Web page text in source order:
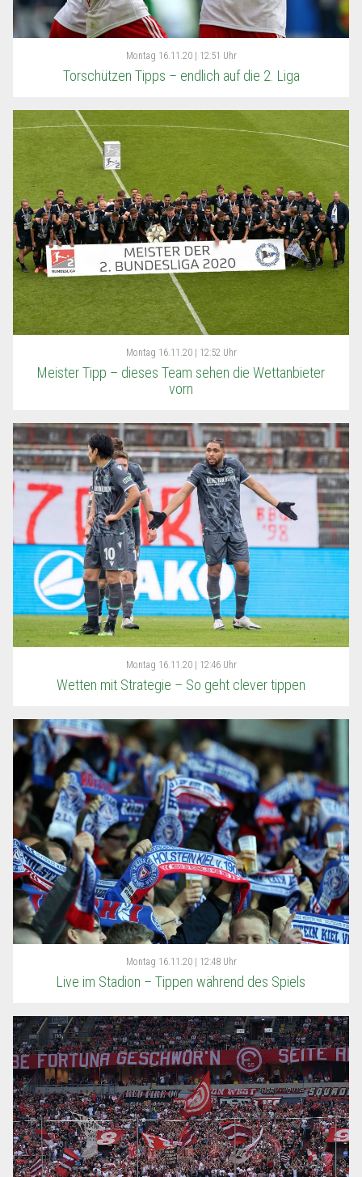
Montag 16.11.20 | 12:51 Uhr
Torschützen Tipps – endlich auf die 2. Liga
Montag 16.11.20 | 12:52 Uhr
Meister Tipp – dieses Team sehen die Wettanbieter
vorn
Montag 16.11.20 | 12:46 Uhr
Wetten mit Strategie – So geht clever tippen
Montag 16.11.20 | 12:48 Uhr
Live im Stadion – Tippen während des Spiels